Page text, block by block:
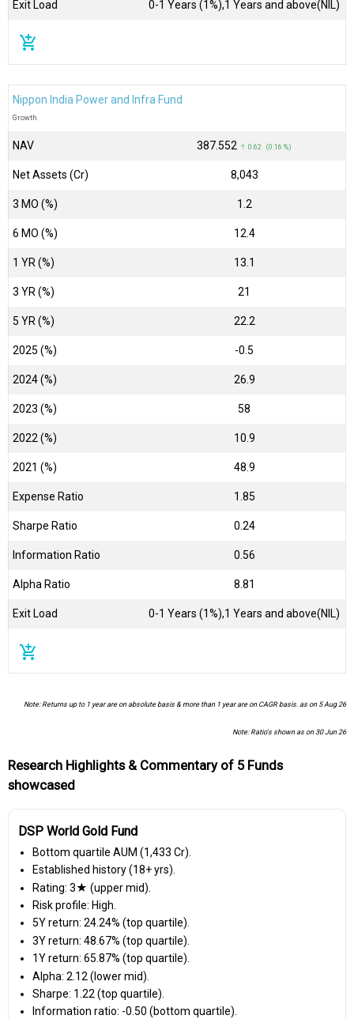
Exit Load 0-1 Years (1%),1 Years and above(NIL)
add_shopping_cart
Nippon India Power and Infra Fund
Growth
NAV ₹387.552 ↑ 0.62 (0.16 %)
Net Assets (Cr) ₹8,043
3 MO (%) 1.2
6 MO (%) 12.4
1 YR (%) 13.1
3 YR (%) 21
5 YR (%) 22.2
2025 (%) -0.5
2024 (%) 26.9
2023 (%) 58
2022 (%) 10.9
2021 (%) 48.9
Expense Ratio 1.85
Sharpe Ratio 0.24
Information Ratio 0.56
Alpha Ratio 8.81
Exit Load 0-1 Years (1%),1 Years and above(NIL)
add_shopping_cart
Note: Returns up to 1 year are on absolute basis & more than 1 year are on CAGR basis. as on 5 Aug 26
Note: Ratio's shown as on 30 Jun 26
Research Highlights & Commentary of 5 Funds
showcased
DSP World Gold Fund
Bottom quartile AUM (₹1,433 Cr).
Established history (18+ yrs).
Rating: 3★ (upper mid).
Risk profile: High.
5Y return: 24.24% (top quartile).
3Y return: 48.67% (top quartile).
1Y return: 65.87% (top quartile).
Alpha: 2.12 (lower mid).
Sharpe: 1.22 (top quartile).
Information ratio: -0.50 (bottom quartile).